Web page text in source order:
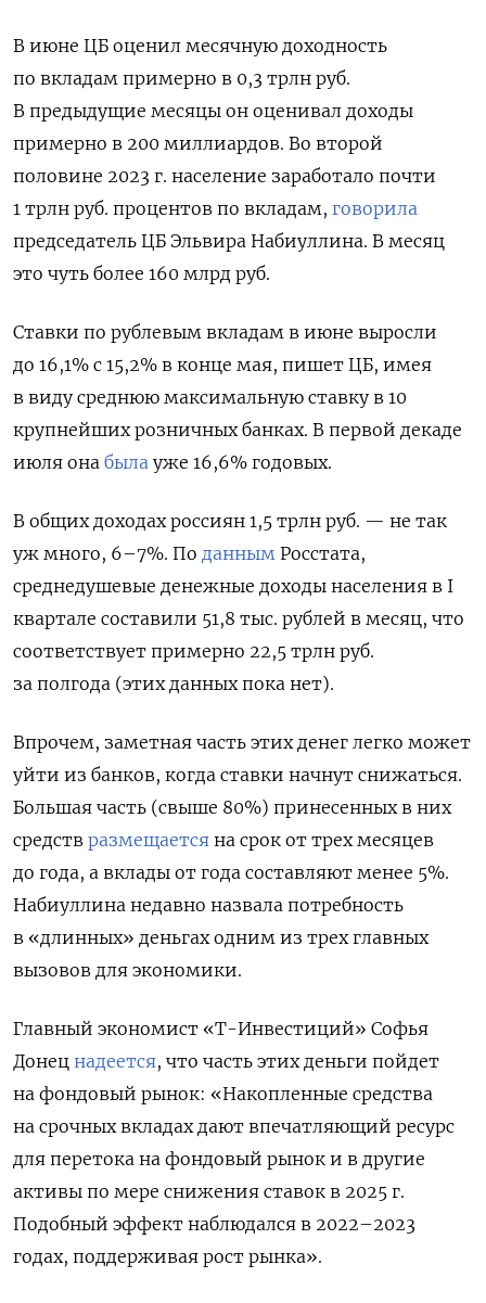
В июне ЦБ оценил месячную доходность
по вкладам примерно в 0,3 трлн руб.
В предыдущие месяцы он оценивал доходы
примерно в 200 миллиардов. Во второй
половине 2023 г. население заработало почти
1 трлн руб. процентов по вкладам, говорила
председатель ЦБ Эльвира Набиуллина. В месяц
это чуть более 160 млрд руб.
Ставки по рублевым вкладам в июне выросли
до 16,1% с 15,2% в конце мая, пишет ЦБ, имея
в виду среднюю максимальную ставку в 10
крупнейших розничных банках. В первой декаде
июля она была уже 16,6% годовых.
В общих доходах россиян 1,5 трлн руб. — не так
уж много, 6–7%. По данным Росстата,
среднедушевые денежные доходы населения в I
квартале составили 51,8 тыс. рублей в месяц, что
соответствует примерно 22,5 трлн руб.
за полгода (этих данных пока нет).
Впрочем, заметная часть этих денег легко может
уйти из банков, когда ставки начнут снижаться.
Большая часть (свыше 80%) принесенных в них
средств размещается на срок от трех месяцев
до года, а вклады от года составляют менее 5%.
Набиуллина недавно назвала потребность
в «длинных» деньгах одним из трех главных
вызовов для экономики.
Главный экономист «Т-Инвестиций» Софья
Донец надеется, что часть этих деньги пойдет
на фондовый рынок: «Накопленные средства
на срочных вкладах дают впечатляющий ресурс
для перетока на фондовый рынок и в другие
активы по мере снижения ставок в 2025 г.
Подобный эффект наблюдался в 2022–2023
годах, поддерживая рост рынка».